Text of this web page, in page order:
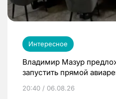
Интересное
Владимир Мазур
запустить прямой
20:40 / 06.08.26